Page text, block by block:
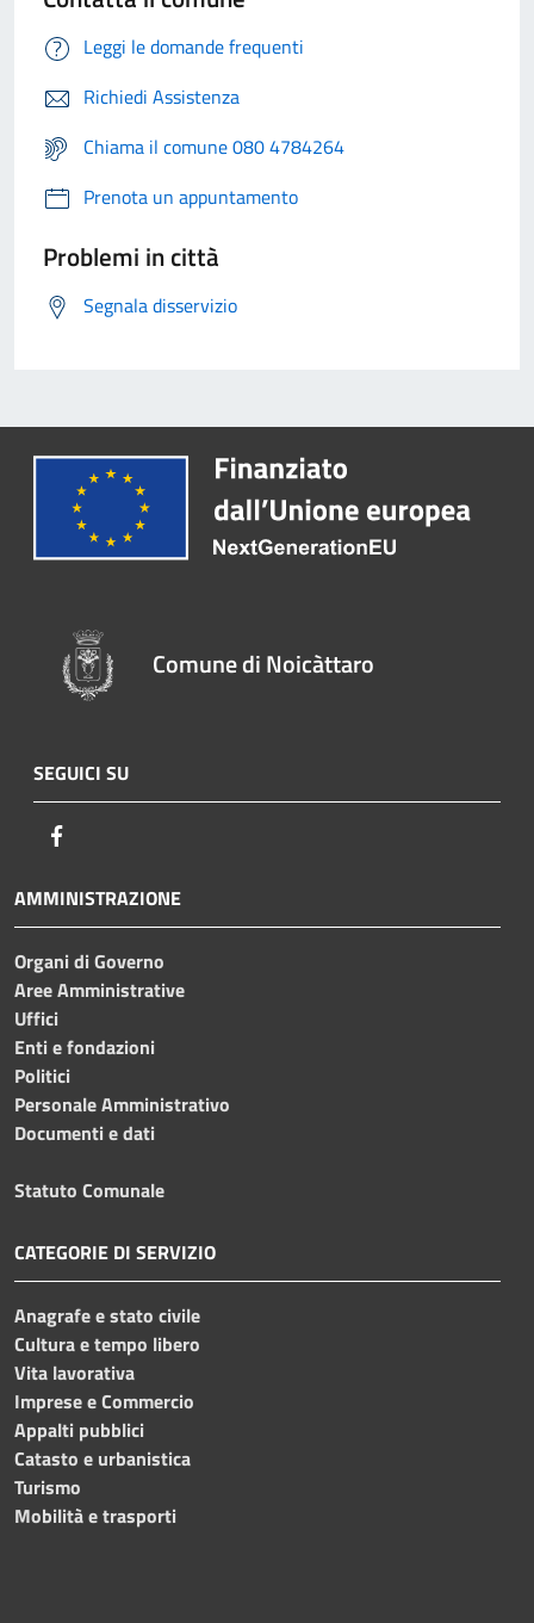
Leggi le domande frequenti
Richiedi Assistenza
Chiama il comune 080 4784264
Prenota un appuntamento
Problemi in città
Segnala disservizio
Comune di Noicàttaro
SEGUICI SU
AMMINISTRAZIONE
Organi di Governo
Aree Amministrative
Uffici
Enti e fondazioni
Politici
Personale Amministrativo
Documenti e dati
Statuto Comunale
CATEGORIE DI SERVIZIO
Anagrafe e stato civile
Cultura e tempo libero
Vita lavorativa
Imprese e Commercio
Appalti pubblici
Catasto e urbanistica
Turismo
Mobilità e trasporti